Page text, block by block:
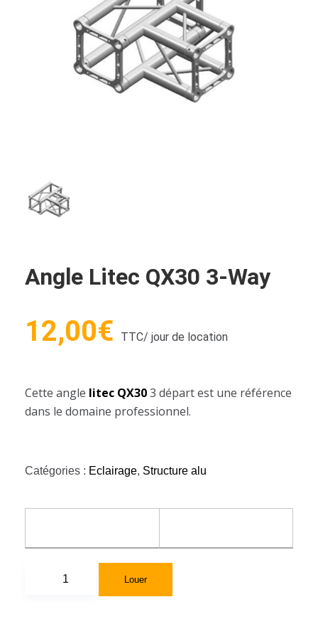
Angle Litec QX30 3-Way
12,00€ TTC/ jour de location
Cette angle litec QX303 départ est une référence
dans le domaine professionnel.
Catégories : Eclairage, Structure alu
Louer